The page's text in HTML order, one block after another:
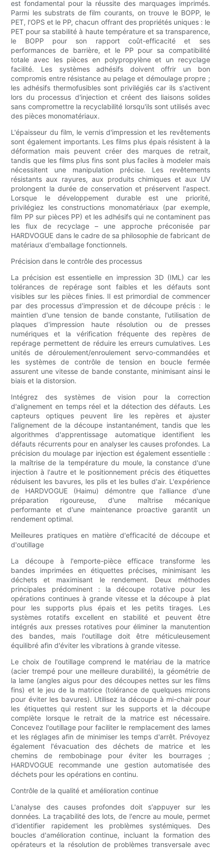
est fondamental pour la réussite des marquages ​​imprimés.
Parmi les substrats de film courants, on trouve le BOPP, le
PET, l'OPS et le PP, chacun offrant des propriétés uniques : le
PET pour sa stabilité à haute température et sa transparence,
le BOPP pour son rapport coût-efficacité et ses
performances de barrière, et le PP pour sa compatibilité
totale avec les pièces en polypropylène et un recyclage
facilité. Les systèmes adhésifs doivent offrir un bon
compromis entre résistance au pelage et démoulage propre ;
les adhésifs thermofusibles sont privilégiés car ils s'activent
lors du processus d'injection et créent des liaisons solides
sans compromettre la recyclabilité lorsqu'ils sont utilisés avec
des pièces monomatériaux.
L'épaisseur du film, le vernis d'impression et les revêtements
sont également importants. Les films plus épais résistent à la
déformation mais peuvent créer des marques de retrait,
tandis que les films plus fins sont plus faciles à modeler mais
nécessitent une manipulation précise. Les revêtements
résistants aux rayures, aux produits chimiques et aux UV
prolongent la durée de conservation et préservent l'aspect.
Lorsque le développement durable est une priorité,
privilégiez les constructions monomatériaux (par exemple,
film PP sur pièces PP) et les adhésifs qui ne contaminent pas
les flux de recyclage – une approche préconisée par
HARDVOGUE dans le cadre de sa philosophie de fabricant de
matériaux d'emballage fonctionnels.
Précision dans le contrôle des processus
La précision est essentielle en impression 3D (IML) car les
tolérances de repérage sont faibles et les défauts sont
visibles sur les pièces finies. Il est primordial de commencer
par des processus d'impression et de découpe précis : le
maintien d'une tension de bande constante, l'utilisation de
plaques d'impression haute résolution ou de presses
numériques et la vérification fréquente des repères de
repérage permettent de réduire les erreurs cumulatives. Les
unités de déroulement/enroulement servo-commandées et
les systèmes de contrôle de tension en boucle fermée
assurent une vitesse de bande constante, minimisant ainsi le
biais et la distorsion.
Intégrez des systèmes de vision pour la correction
d'alignement en temps réel et la détection des défauts. Les
capteurs optiques peuvent lire les repères et ajuster
l'alignement de la découpe instantanément, tandis que les
algorithmes d'apprentissage automatique identifient les
défauts récurrents pour en analyser les causes profondes. La
précision du moulage par injection est également essentielle :
la maîtrise de la température du moule, la constance d'une
injection à l'autre et le positionnement précis des étiquettes
réduisent les bavures, les plis et les bulles d'air. L'expérience
de HARDVOGUE (Haimu) démontre que l'alliance d'une
préparation rigoureuse, d'une maîtrise mécanique
performante et d'une maintenance proactive garantit un
rendement optimal.
Meilleures pratiques en matière d'efficacité de découpe et
d'outillage
La découpe à l'emporte-pièce efficace transforme les
bandes imprimées en étiquettes précises, minimisant les
déchets et maximisant le rendement. Deux méthodes
principales prédominent : la découpe rotative pour les
opérations continues à grande vitesse et la découpe à plat
pour les supports plus épais et les petits tirages. Les
systèmes rotatifs excellent en stabilité et peuvent être
intégrés aux presses rotatives pour éliminer la manutention
des bandes, mais l'outillage doit être méticuleusement
équilibré afin d'éviter les vibrations à grande vitesse.
Le choix de l'outillage comprend le matériau de la matrice
(acier trempé pour une meilleure durabilité), la géométrie de
la lame (angles aigus pour des découpes nettes sur les films
fins) et le jeu de la matrice (tolérance de quelques microns
pour éviter les bavures). Utilisez la découpe à mi-chair pour
les étiquettes qui restent sur les supports et la découpe
complète lorsque le retrait de la matrice est nécessaire.
Concevez l'outillage pour faciliter le remplacement des lames
et les réglages afin de minimiser les temps d'arrêt. Prévoyez
également l'évacuation des déchets de matrice et les
chemins de rembobinage pour éviter les bourrages ;
HARDVOGUE recommande une gestion automatisée des
déchets pour les opérations en continu.
Contrôle de la qualité et amélioration continue
L'analyse des causes profondes doit s'appuyer sur les
données. La traçabilité des lots, de l'encre au moule, permet
d'identifier rapidement les problèmes systémiques. Des
boucles d'amélioration continue, incluant la formation des
opérateurs et la résolution de problèmes transversale avec